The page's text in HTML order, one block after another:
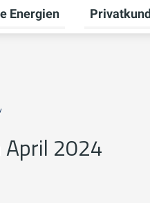
Energien
Untermenü
2024